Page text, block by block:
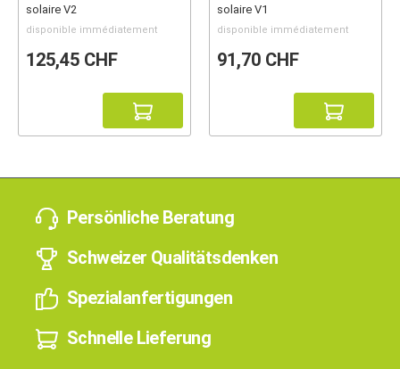
solaire V2
disponible immédiatement
125,45 CHF
solaire V1
disponible immédiatement
91,70 CHF
Persönliche Beratung
Schweizer Qualitätsdenken
Spezialanfertigungen
Schnelle Lieferung